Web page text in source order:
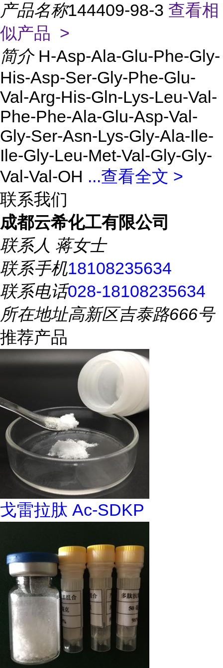
产品名称144409-98-3 查看相
似产品 >
简介 H-Asp-Ala-Glu-Phe-Gly-
His-Asp-Ser-Gly-Phe-Glu-
Val-Arg-His-Gln-Lys-Leu-Val-
Phe-Phe-Ala-Glu-Asp-Val-
Gly-Ser-Asn-Lys-Gly-Ala-Ile-
Ile-Gly-Leu-Met-Val-Gly-Gly-
Val-Val-OH ...查看全文 >
联系我们
成都云希化工有限公司
联系人 蒋女士
联系手机18108235634
联系电话028-18108235634
所在地址高新区吉泰路666号
推荐产品
戈雷拉肽 Ac-SDKP